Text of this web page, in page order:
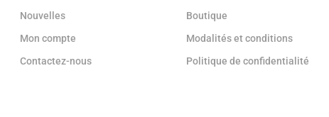
Nouvelles
Mon compte
Contactez-nous
Boutique
Modalités et conditions
Politique de confidentialité